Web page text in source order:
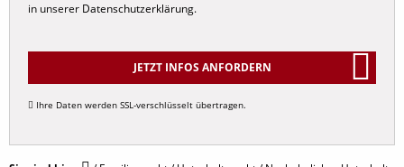
Unterhaltsrecht
Düsseldorfer Tabelle
in unserer Datenschutzerklärung.
JETZT INFOS ANFORDERN
Alternative:
Ihre Daten werden SSL-verschlüsselt übertragen.